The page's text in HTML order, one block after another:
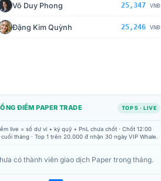
Võ Duy Phong 25,347 VNĐ
Đặng Kim Quỳnh 25,246 VNĐ
ĐIỂM PAPER TRADE TOP 5 · LIVE
live = số dư ví + ký quỹ + PnL chưa chốt · Chốt 12:00
tháng · Top 1 trên 20.000 đ nhận 30 ngày VIP Whale.
có thành viên giao dịch Paper trong tháng.